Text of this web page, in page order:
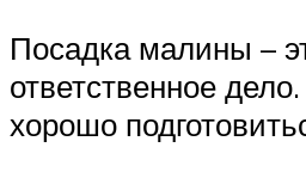
Посадка малины –
ответственное
хорошо